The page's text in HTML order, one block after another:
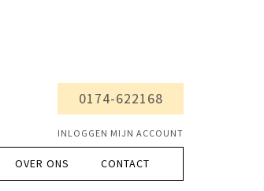
0174-622168
INLOGGEN MIJN ACCOUNT
OVER ONS CONTACT